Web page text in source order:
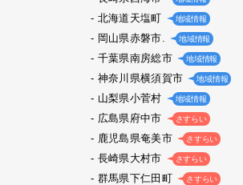
北海道天塩町 地域情報
岡山県赤磐市. 地域情報
千葉県南房総市 地域情報
神奈川県横須賀市 地域情報
山梨県小菅村 地域情報
広島県府中市 さすらい
鹿児島県奄美市 さすらい
長崎県大村市 さすらい
群馬県下仁田町 さすらい